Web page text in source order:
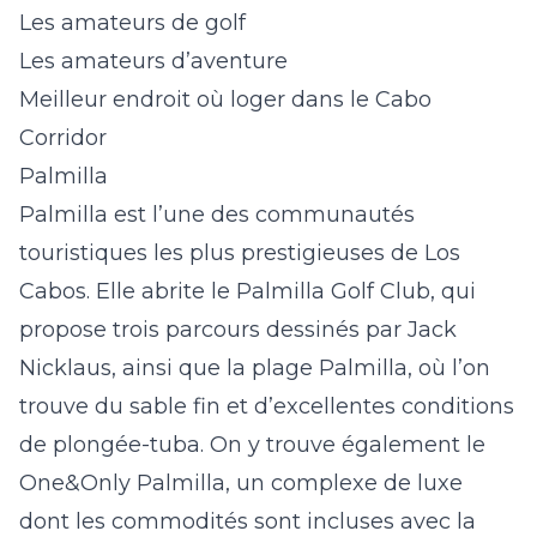
Les amateurs de golf
Les amateurs d’aventure
Meilleur endroit où loger dans le Cabo
Corridor
Palmilla
Palmilla est l’une des communautés
touristiques les plus prestigieuses de Los
Cabos. Elle abrite le Palmilla Golf Club, qui
propose trois parcours dessinés par Jack
Nicklaus, ainsi que la plage Palmilla, où l’on
trouve du sable fin et d’excellentes conditions
de plongée-tuba. On y trouve également le
One&Only Palmilla, un complexe de luxe
dont les commodités sont incluses avec la